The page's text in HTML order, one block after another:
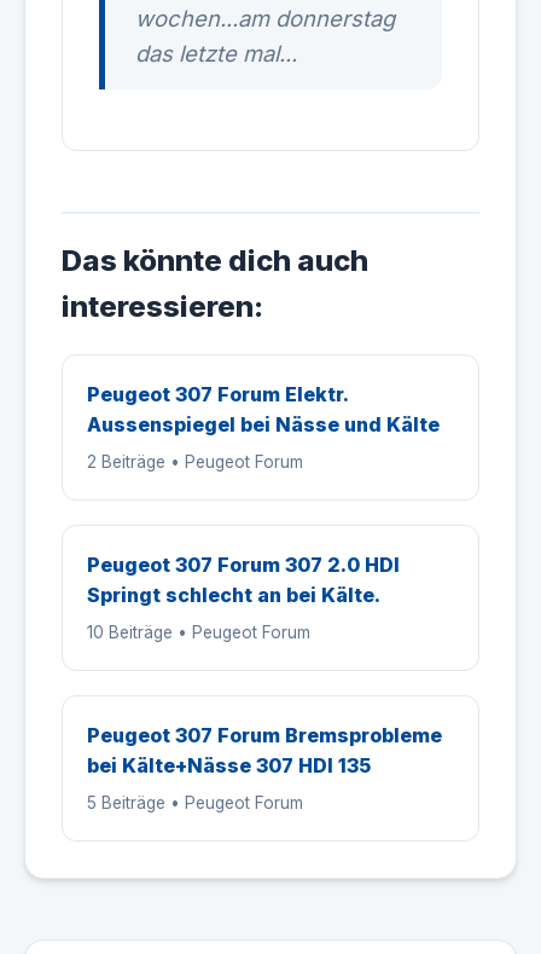
wochen...am donnerstag
das letzte mal...
Das könnte dich auch
interessieren:
Peugeot 307 Forum Elektr.
Aussenspiegel bei Nässe und Kälte
2 Beiträge • Peugeot Forum
Peugeot 307 Forum 307 2.0 HDI
Springt schlecht an bei Kälte.
10 Beiträge • Peugeot Forum
Peugeot 307 Forum Bremsprobleme
bei Kälte+Nässe 307 HDI 135
5 Beiträge • Peugeot Forum